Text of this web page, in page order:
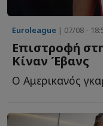
Euroleague | 07/08 -
Επιστροφή
Κίναν Έβανς